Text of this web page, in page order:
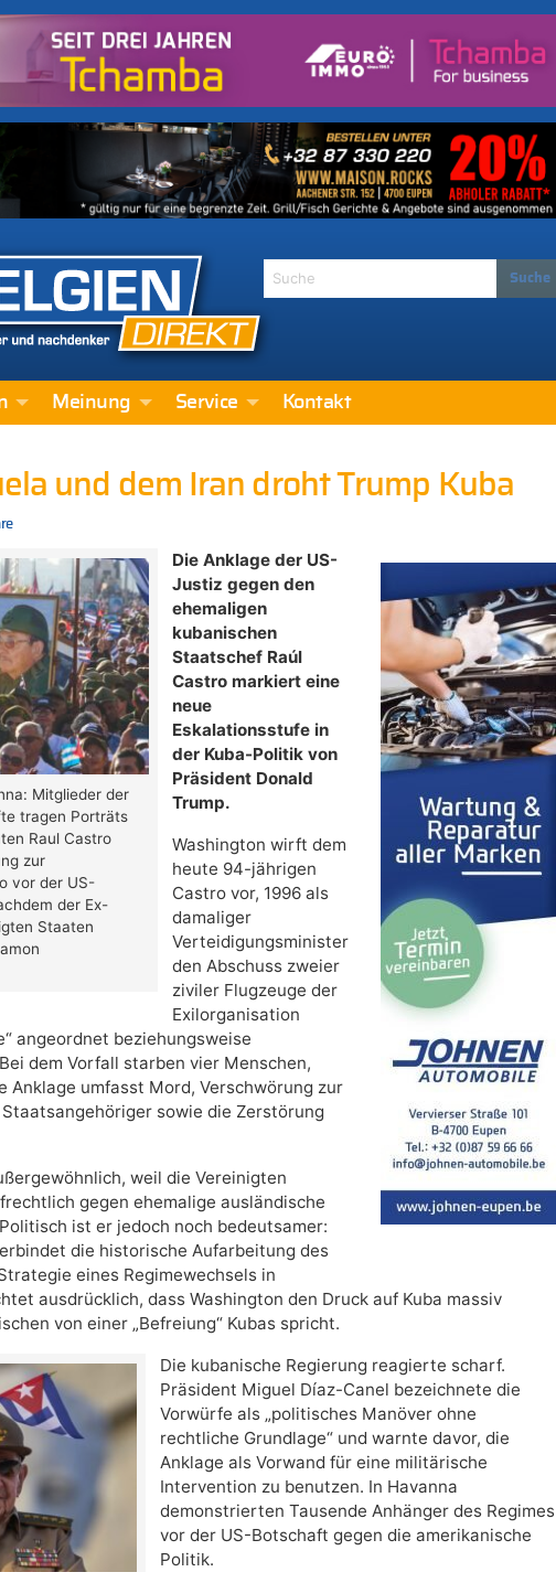
Meinung Service Kontakt
und dem Iran droht Trump Kuba
Mitglieder der
tragen Porträts
Raul Castro
zur
vor der US-
der Ex-
Staaten
Die Anklage der US-
Justiz gegen den
ehemaligen
kubanischen
Staatschef Raúl
Castro markiert eine
neue
Eskalationsstufe in
der Kuba-Politik von
Präsident Donald
Trump.
Washington wirft dem
heute 94-jährigen
Castro vor, 1996 als
damaliger
Verteidigungsminister
den Abschuss zweier
ziviler Flugzeuge der
Exilorganisation
angeordnet beziehungsweise
dem Vorfall starben vier Menschen,
Anklage umfasst Mord, Verschwörung zur
sowie die Zerstörung
weil die Vereinigten
gegen ehemalige ausländische
ist er jedoch noch bedeutsamer:
die historische Aufarbeitung des
eines Regimewechsels in
ausdrücklich, dass Washington den Druck auf Kuba massiv
von einer „Befreiung“ Kubas spricht.
Die kubanische Regierung reagierte scharf.
Präsident Miguel Díaz-Canel bezeichnete die
Vorwürfe als „politisches Manöver ohne
rechtliche Grundlage“ und warnte davor, die
Anklage als Vorwand für eine militärische
Intervention zu benutzen. In Havanna
demonstrierten Tausende Anhänger des Regimes
vor der US-Botschaft gegen die amerikanische
Politik.